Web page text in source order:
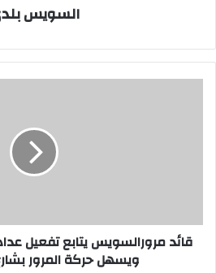
السويس
ويسهل
حركة
قائد مرورالسويس يتابع تفعيل
ويسهل حركة المرور